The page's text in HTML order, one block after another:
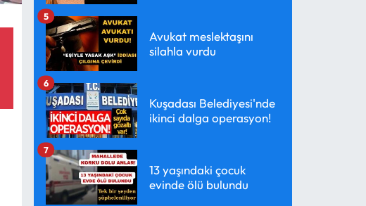
Avukat meslektaşını
silahla vurdu
5
Kuşadası Belediyesi'nde
ikinci dalga operasyon!
6
13 yaşındaki çocuk
evinde ölü bulundu
7